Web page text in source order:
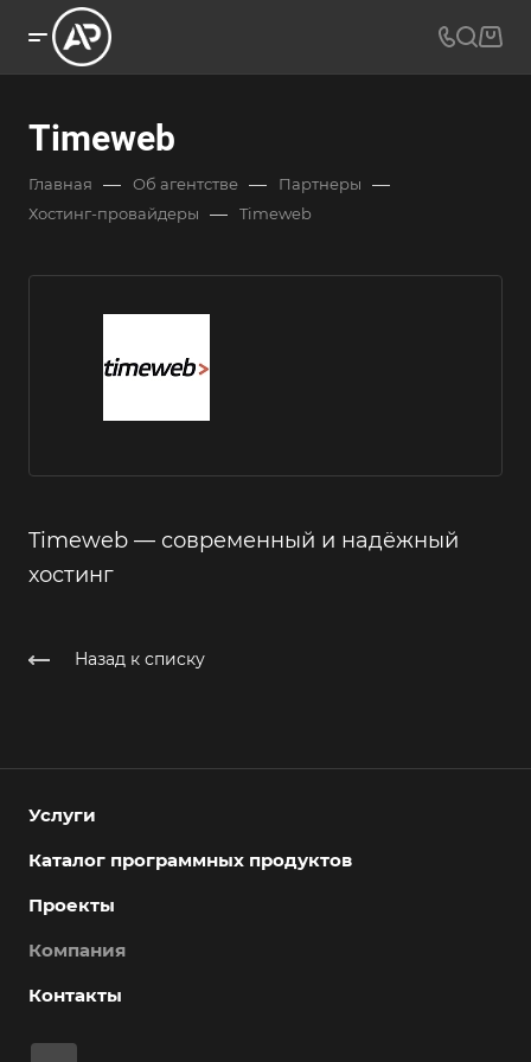
Timeweb
Главная — Об агентстве — Партнеры —
Хостинг-провайдеры — Timeweb
Timeweb — современный и надёжный
хостинг
Назад к списку
Услуги
Каталог программных продуктов
Проекты
Компания
Контакты